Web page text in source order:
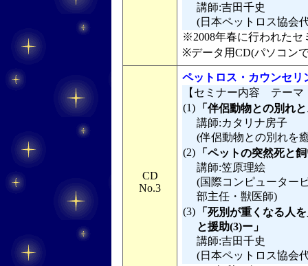
講師:吉田千史
(日本ペットロス協会
※2008年春に行われたセ
※データ用CD(パソコン
CD
No.3
ペットロス・カウンセ
【セミナー内容 テーマ
(1)
「伴侶動物との別れ
講師:カタリナ房子
(伴侶動物との別れを
(2)
「ペットの突然死と
講師:笠原理絵
(国際コンピューター
部主任・獣医師)
(3)
「死別が重くなる人
と援助(3)ー」
講師:吉田千史
(日本ペットロス協会